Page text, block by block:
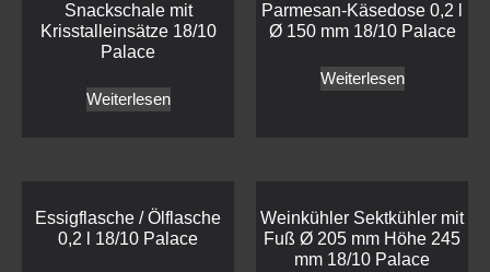
Snackschale mit
Krisstalleinsätze 18/10
Palace
Weiterlesen
Parmesan-Käsedose 0,2 l
Ø 150 mm 18/10 Palace
Weiterlesen
Essigflasche / Ölflasche
0,2 l 18/10 Palace
Weinkühler Sektkühler mit
Fuß Ø 205 mm Höhe 245
mm 18/10 Palace